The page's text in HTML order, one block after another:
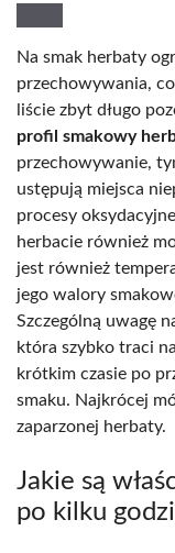
Na smak herbaty
przechowywania,
liście zbyt długo
profil smakowy
przechowywanie,
ustępują miejsca
procesy
herbacie również
jest również
jego walory
Szczególną uwagę
która szybko traci
krótkim czasie po
smaku. Najkrócej
zaparzonej herbaty.
Jakie są
po kilku